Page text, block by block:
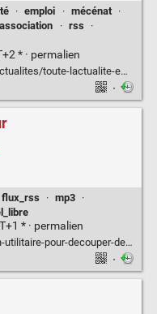
· emploi · mécénat
·
association · rss
·
* · permalien
du-nouveau-pour-le-service-impac.html
·
flux_rss · mp3
·
* · permalien
un-utilitaire-pour-decouper-des-mp3-sans-les-reencoder
·